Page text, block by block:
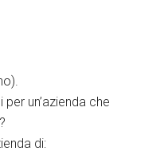
un’azienda che
di: